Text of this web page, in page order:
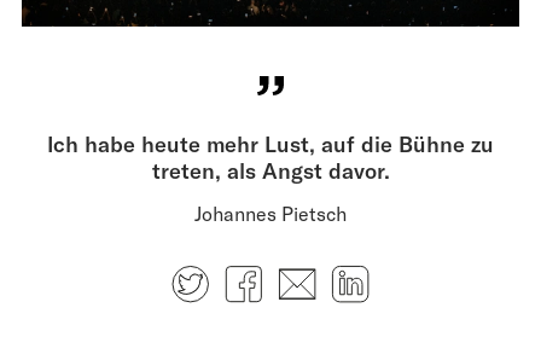
Ich habe heute mehr Lust, auf die Bühne zu
treten, als Angst davor.
Johannes Pietsch
TwitterFacebook
E-mail